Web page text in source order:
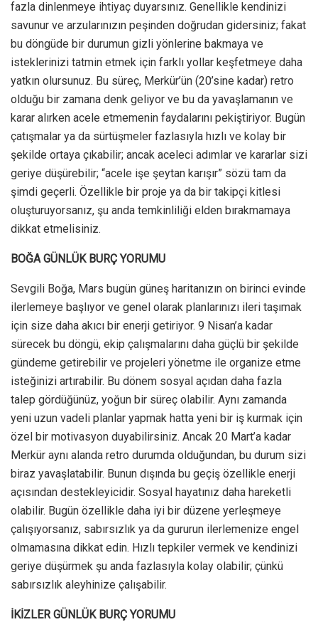
fazla dinlenmeye ihtiyaç duyarsınız. Genellikle kendinizi
savunur ve arzularınızın peşinden doğrudan gidersiniz; fakat
bu döngüde bir durumun gizli yönlerine bakmaya ve
isteklerinizi tatmin etmek için farklı yollar keşfetmeye daha
yatkın olursunuz. Bu süreç, Merkür’ün (20’sine kadar) retro
olduğu bir zamana denk geliyor ve bu da yavaşlamanın ve
karar alırken acele etmemenin faydalarını pekiştiriyor. Bugün
çatışmalar ya da sürtüşmeler fazlasıyla hızlı ve kolay bir
şekilde ortaya çıkabilir; ancak aceleci adımlar ve kararlar sizi
geriye düşürebilir; “acele işe şeytan karışır” sözü tam da
şimdi geçerli. Özellikle bir proje ya da bir takipçi kitlesi
oluşturuyorsanız, şu anda temkinliliği elden bırakmamaya
dikkat etmelisiniz.
BOĞA GÜNLÜK BURÇ YORUMU
Sevgili Boğa, Mars bugün güneş haritanızın on birinci evinde
ilerlemeye başlıyor ve genel olarak planlarınızı ileri taşımak
için size daha akıcı bir enerji getiriyor. 9 Nisan’a kadar
sürecek bu döngü, ekip çalışmalarını daha güçlü bir şekilde
gündeme getirebilir ve projeleri yönetme ile organize etme
isteğinizi artırabilir. Bu dönem sosyal açıdan daha fazla
talep gördüğünüz, yoğun bir süreç olabilir. Aynı zamanda
yeni uzun vadeli planlar yapmak hatta yeni bir iş kurmak için
özel bir motivasyon duyabilirsiniz. Ancak 20 Mart’a kadar
Merkür aynı alanda retro durumda olduğundan, bu durum sizi
biraz yavaşlatabilir. Bunun dışında bu geçiş özellikle enerji
açısından destekleyicidir. Sosyal hayatınız daha hareketli
olabilir. Bugün özellikle daha iyi bir düzene yerleşmeye
çalışıyorsanız, sabırsızlık ya da gururun ilerlemenize engel
olmamasına dikkat edin. Hızlı tepkiler vermek ve kendinizi
geriye düşürmek şu anda fazlasıyla kolay olabilir; çünkü
sabırsızlık aleyhinize çalışabilir.
İKİZLER GÜNLÜK BURÇ YORUMU